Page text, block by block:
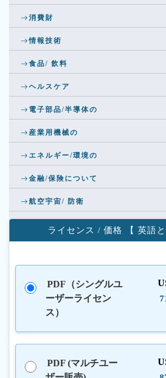
消費財
情報技術
食品/ 飲料
ヘルスケア
電子部品/半導体の
産業用機械の
エネルギー/環境の
金融/保険について
航空宇宙/ 防衛
ライセンス / 価格 【 英語と
PDF（シングルユ
ーザーライセン
ス）
PDF (マルチユー